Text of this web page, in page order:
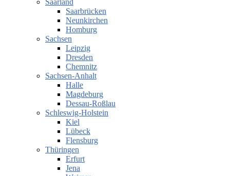
Saarland
Saarbrücken
Neunkirchen
Homburg
Sachsen
Leipzig
Dresden
Chemnitz
Sachsen-Anhalt
Halle
Magdeburg
Dessau-Roßlau
Schleswig-Holstein
Kiel
Lübeck
Flensburg
Thüringen
Erfurt
Jena